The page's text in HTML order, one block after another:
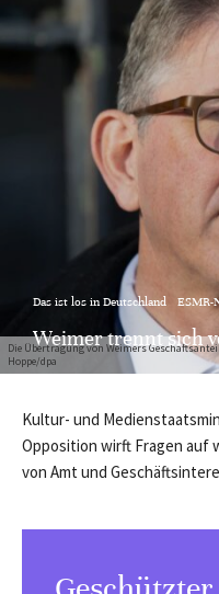
Die Übertragung von Weimers
Hoppe/dpa
Das ist los in Deutschland ESMR-
Weimer trennt sich
Kultur- und
Opposition wirft Fragen auf
von Amt und